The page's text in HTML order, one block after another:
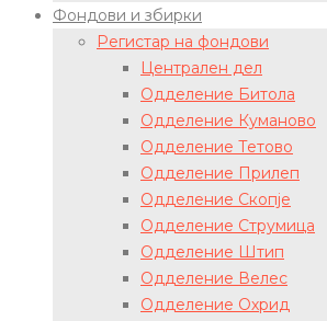
Фондови и збирки
Регистар на фондови
Централен дел
Одделение Битола
Одделение Куманово
Одделение Тетово
Одделение Прилеп
Одделение Скопје
Одделение Струмица
Одделение Штип
Одделение Велес
Одделение Охрид